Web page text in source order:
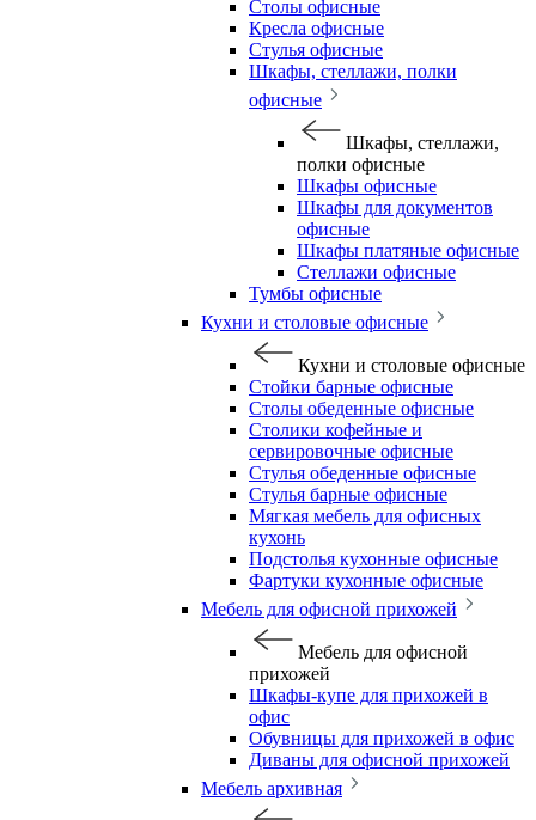
Столы офисные
Кресла офисные
Стулья офисные
Шкафы, стеллажи, полки
офисные
Шкафы, стеллажи,
полки офисные
Шкафы офисные
Шкафы для документов
офисные
Шкафы платяные офисные
Стеллажи офисные
Тумбы офисные
Кухни и столовые офисные
Кухни и столовые офисные
Стойки барные офисные
Столы обеденные офисные
Столики кофейные и
сервировочные офисные
Стулья обеденные офисные
Стулья барные офисные
Мягкая мебель для офисных
кухонь
Подстолья кухонные офисные
Фартуки кухонные офисные
Мебель для офисной прихожей
Мебель для офисной
прихожей
Шкафы-купе для прихожей в
офис
Обувницы для прихожей в офис
Диваны для офисной прихожей
Мебель архивная